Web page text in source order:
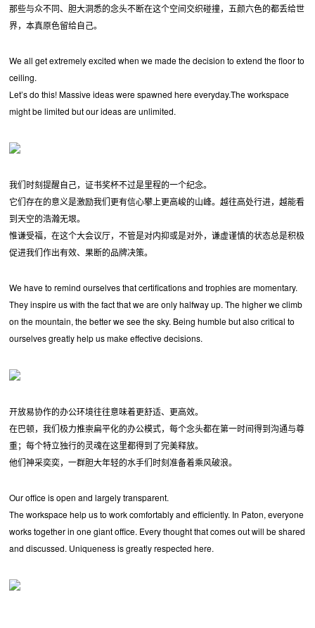
那些与众不同、胆大洞悉的念头不断在这个空间交织碰撞，五颜六色的都丢给世
界，本真原色留给自己。
We all get extremely excited when we made the decision to extend the floor to
ceiling.
Let’s do this! Massive ideas were spawned here everyday.The workspace
might be limited but our ideas are unlimited.
我们时刻提醒自己，证书奖杯不过是里程的一个纪念。
它们存在的意义是激励我们更有信心攀上更高峻的山峰。越往高处行进，越能看
到天空的浩瀚无垠。
惟谦受福，在这个大会议厅，不管是对内抑或是对外，谦虚谨慎的状态总是积极
促进我们作出有效、果断的品牌决策。
We have to remind ourselves that certifications and trophies are momentary.
They inspire us with the fact that we are only halfway up. The higher we climb
on the mountain, the better we see the sky. Being humble but also critical to
ourselves greatly help us make effective decisions.
开放易协作的办公环境往往意味着更舒适、更高效。
在巴顿，我们极力推崇扁平化的办公模式，每个念头都在第一时间得到沟通与尊
重；每个特立独行的灵魂在这里都得到了完美释放。
他们神采奕奕，一群胆大年轻的水手们时刻准备着乘风破浪。
Our office is open and largely transparent.
The workspace help us to work comfortably and efficiently. In Paton, everyone
works together in one giant office. Every thought that comes out will be shared
and discussed. Uniqueness is greatly respected here.